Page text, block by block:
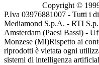
Copyright ©
P.Iva 03976881007 - Tutti i
Mediamond S.p.A. - RTI
Amsterdam (Paesi Bassi) -
Monzese (MI)Rispetto ai
riprodotti è vietata ogni
sistemi di intelligenza